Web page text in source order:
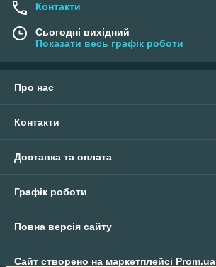
Контакти
Сьогодні вихідний
Показати весь графік роботи
Про нас
Контакти
Доставка та оплата
Графік роботи
Повна версія сайту
Сайт створено на маркетплейсі Prom.ua